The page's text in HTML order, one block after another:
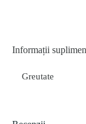
Informații
Greutate